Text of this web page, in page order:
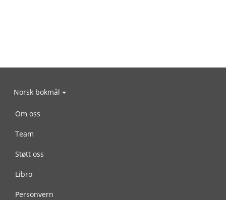
Norsk bokmål
Om oss
Team
Støtt oss
Libro
Personvern